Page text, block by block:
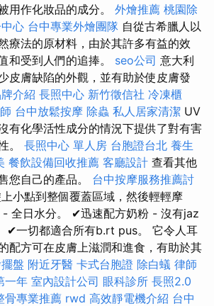
用作化妝品的成分。 外燴推薦 桃園除
心 台中專業外燴團隊 自從古希臘人以
療法的原材料，由於其許多有益的效
和受到人們的追捧。 seo公司 意大利
皮膚缺陷的外觀，並有助於使皮膚發
介紹 長照中心 新竹徵信社 冷凍櫃
台中放鬆按摩 除蟲 私人居家清潔 UV
有化學活性成分的情況下提供了對有害
。 長照中心 單人房 台胞證台北 養生
餐飲設備回收推薦 客廳設計 查看其他
您自己的產品。 台中按摩服務推薦討
小點到整個覆蓋區域，然後輕輕摩
全日水分。 ✔迅速配方奶粉 - 沒有jaz
✔一切都適合所有b.rt pus。 它令人耳
配方可在皮膚上滋潤和進食，有助於其
盤 附近牙醫 卡式台胞證 除白蟻 律師
一年 室內設計公司 眼科診所 長照2.0
骨專業推薦 rwd 高效靜電機介紹 台中